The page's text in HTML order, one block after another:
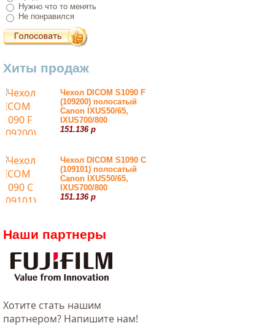
Нужно что то менять
Не понравился
Хиты продаж
Чехол DICOM S1090 F
(109200) полосатый
Canon IXUS50/65,
IXUS700/800
151.136 р
Чехол DICOM S1090 С
(109101) полосатый
Canon IXUS50/65,
IXUS700/800
151.136 р
Наши партнеры
Хотитe стать нашим
партнером? Напишите нам!